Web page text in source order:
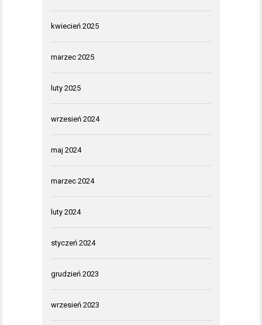
kwiecień 2025
marzec 2025
luty 2025
wrzesień 2024
maj 2024
marzec 2024
luty 2024
styczeń 2024
grudzień 2023
wrzesień 2023